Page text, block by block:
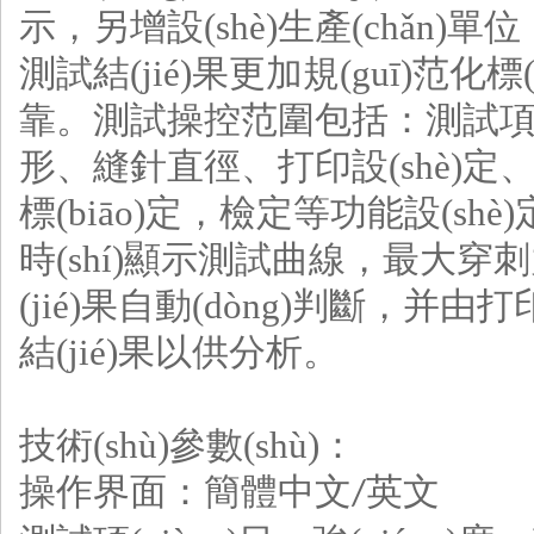
示，另增設(shè)生產(chǎn)單
測試結(jié)果更加規(guī)范化
靠。測試操控范圍包括：測試
形、縫針直徑、打印設(shè)定
標(biāo)定，檢定等功能設
時(shí)顯示測試曲線，最大穿
(jié)果自動(dòng)判斷，并由
結(jié)果以供分析。
技術(shù)參數(shù)：
操作界面：簡體中文/英文